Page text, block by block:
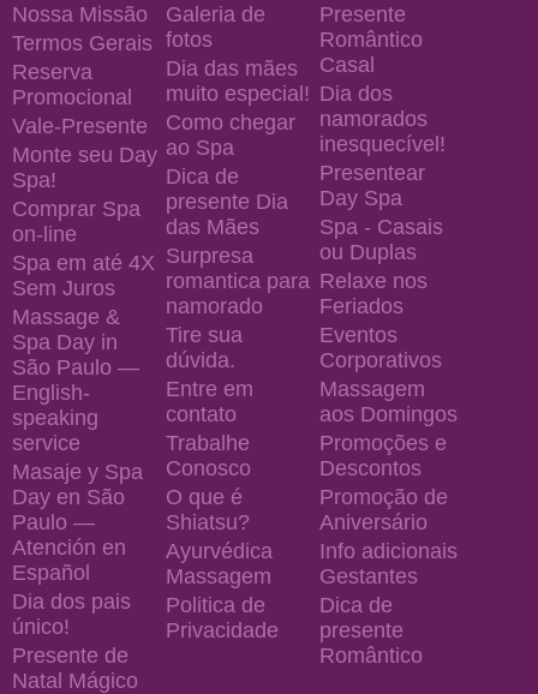
Nossa Missão
Termos Gerais
Reserva
Promocional
Vale-Presente
Monte seu Day
Spa!
Comprar Spa
on-line
Spa em até 4X
Sem Juros
Massage &
Spa Day in
São Paulo —
English-
speaking
service
Masaje y Spa
Day en São
Paulo —
Atención en
Español
Dia dos pais
único!
Presente de
Natal Mágico
Galeria de
fotos
Dia das mães
muito especial!
Como chegar
ao Spa
Dica de
presente Dia
das Mães
Surpresa
romantica para
namorado
Tire sua
dúvida.
Entre em
contato
Trabalhe
Conosco
O que é
Shiatsu?
Ayurvédica
Massagem
Politica de
Privacidade
Presente
Romântico
Casal
Dia dos
namorados
inesquecível!
Presentear
Day Spa
Spa - Casais
ou Duplas
Relaxe nos
Feriados
Eventos
Corporativos
Massagem
aos Domingos
Promoções e
Descontos
Promoção de
Aniversário
Info adicionais
Gestantes
Dica de
presente
Romântico